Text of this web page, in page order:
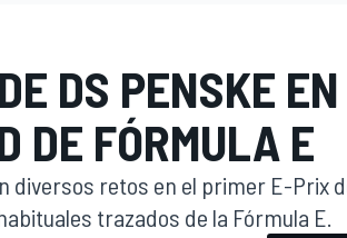
DS PENSKE
DE FÓRMULA E
diversos retos en el primer E-Prix
trazados de la Fórmula E.